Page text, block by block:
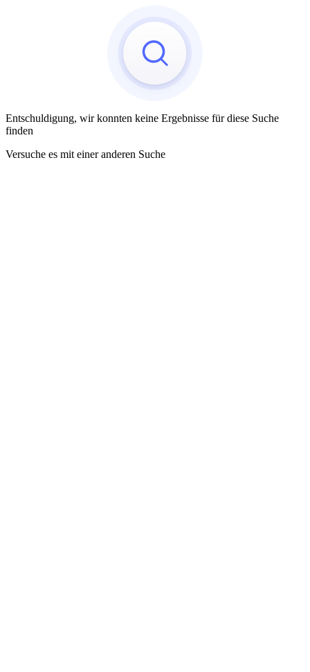
Entschuldigung, wir konnten keine Ergebnisse für diese Suche
finden
Versuche es mit einer anderen Suche